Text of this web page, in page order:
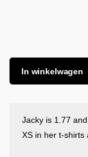
In winkelwagen
Jacky is 1.77
XS in her t-shirts